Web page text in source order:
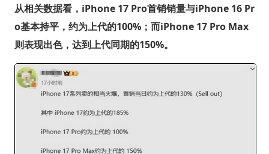
从相关数据看，iPhone 17 Pro首销销量与iPhone 16 Pr
o基本持平，约为上代的100%；而iPhone 17 Pro Max
则表现出色，达到上代同期的150%。